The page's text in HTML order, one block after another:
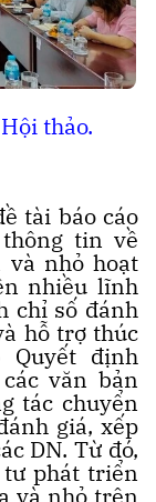
thảo.
tài báo cáo
tin về
và nhỏ hoạt
nhiều lĩnh
chỉ số đánh
hỗ trợ thúc
Quyết định
văn bản
tác chuyển
giá, xếp
DN. Từ đó,
phát triển
và nhỏ trên